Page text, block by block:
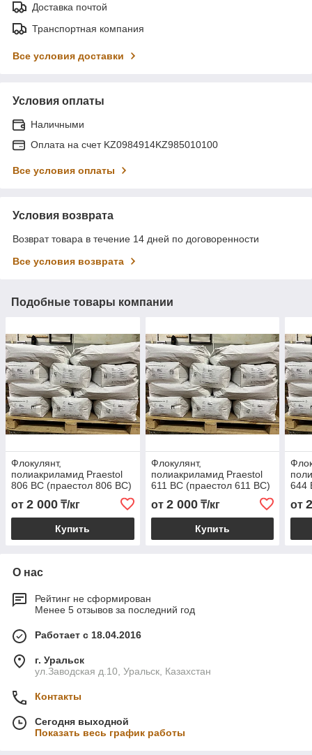
Доставка почтой
Транспортная компания
Все условия доставки
Условия оплаты
Наличными
Оплата на счет KZ0984914KZ985010100
Все условия оплаты
Условия возврата
Возврат товара в течение 14 дней по договоренности
Все условия возврата
Подобные товары компании
Флокулянт,
полиакриламид Praestol
806 BC (праестол 806 BС)
от 2 000 ₸/кг
Купить
Флокулянт,
полиакриламид Praestol
611 BC (праестол 611 BС)
от 2 000₸/кг
Купить
644
от
О нас
Рейтинг не сформирован
Менее 5 отзывов за последний год
Работает с 18.04.2016
г. Уральск
ул.Заводская д.10, Уральск, Казахстан
Контакты
Сегодня выходной
Показать весь график работы